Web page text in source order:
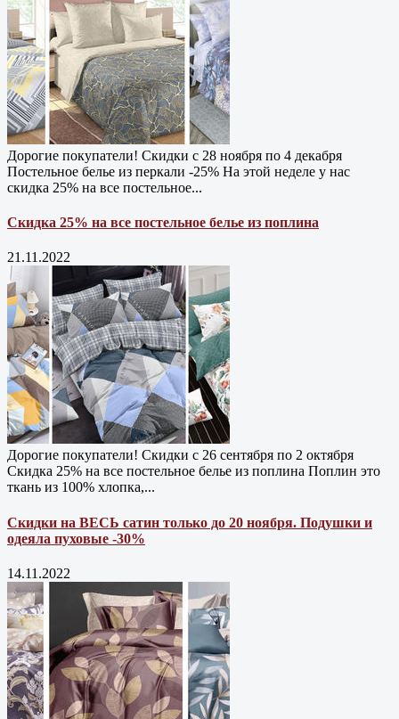
Дорогие покупатели! Скидки с 28 ноября по 4 декабря
Постельное белье из перкали -25% На этой неделе у нас
скидка 25% на все постельное...
Скидка 25% на все постельное белье из поплина
21.11.2022
Дорогие покупатели! Скидки с 26 сентября по 2 октября
Скидка 25% на все постельное белье из поплина Поплин это
ткань из 100% хлопка,...
Скидки на ВЕСЬ сатин только до 20 ноября. Подушки и
одеяла пуховые -30%
14.11.2022